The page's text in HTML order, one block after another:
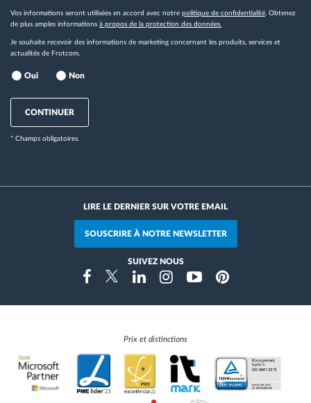
Vos informations seront utilisées en accord avec notre politique de confidentialité. Obtenez
de plus amples informations à propos de la protection des données.
Je souhaite recevoir des informations de marketing concernant les produits, services et
actualités de Frotcom.
Oui Non
CONTINUER
* Champs obligatoires.
LIRE LE DERNIER SUR VOTRE EMAIL
SOUSCRIRE À NOTRE NEWSLETTER
SUIVEZ NOUS
FacebookTwitterLinkedinInstragramYoutubePinterest
Prix et distinctions